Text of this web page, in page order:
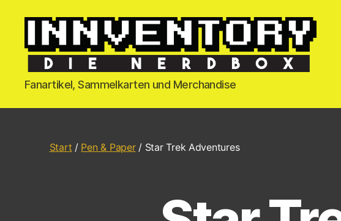
Fanartikel, Sammelkarten und Merchandise
Start / Pen & Paper/ Star Trek Adventures